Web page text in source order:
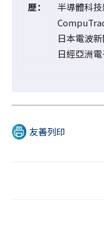
歷：
半導體科
日本電波
日經亞洲
友善列印